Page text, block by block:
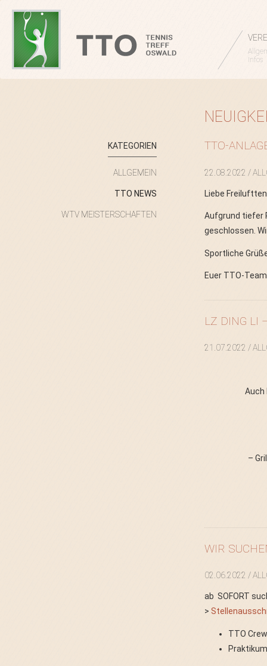
Infos
KATEGORIEN
ALLGEMEIN
TTO NEWS
WTV MEISTERSCHAFTEN
TTO-
22.08.2022 /
Liebe
Aufgrund tiefer
geschlossen.
Sportliche
Euer TTO-Team
LZ DING LI
21.07.2022 /
Auch
–
WIR
02.06.2022 /
ab SOFORT
>
TTO